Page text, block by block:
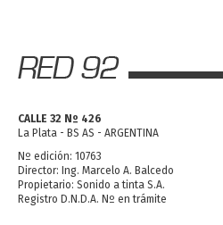
CALLE 32 Nº 426
La Plata - BS AS - ARGENTINA
Nº edición: 10763
Director: Ing. Marcelo A. Balcedo
Propietario: Sonido a tinta S.A.
Registro D.N.D.A. Nº en trámite